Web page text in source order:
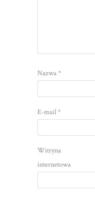
Nazwa*
E-mail*
Witryna
internetowa